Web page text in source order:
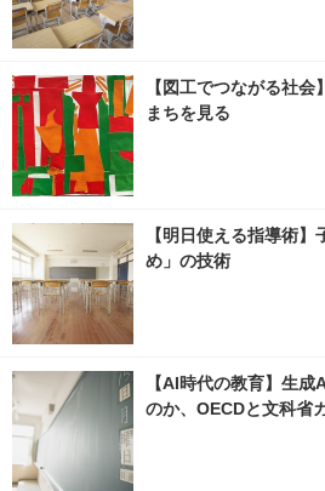
【図工でつながる社会
まちを見る
【明日使える指導術
め」の技術
【AI時代の教育】生
のか、OECDと文科省